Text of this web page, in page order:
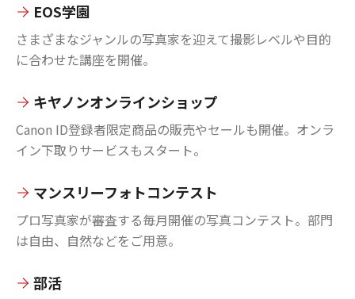
EOS学園
さまざまなジャンルの写真家を迎えて撮影レベルや目的
に合わせた講座を開催。
キヤノンオンラインショップ
Canon ID登録者限定商品の販売やセールも開催。オンラ
イン下取りサービスもスタート。
マンスリーフォトコンテスト
プロ写真家が審査する毎月開催の写真コンテスト。部門
は自由、自然などをご用意。
部活